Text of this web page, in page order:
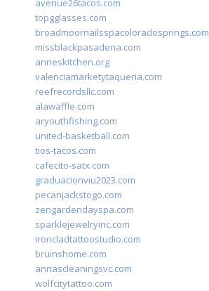
avenue26tacos.com
topgglasses.com
broadmoornailsspacoloradosprings.com
missblackpasadena.com
anneskitchen.org
valenciamarketytaqueria.com
reefrecordsllc.com
alawaffle.com
aryouthfishing.com
united-basketball.com
tios-tacos.com
cafecito-satx.com
graduacionviu2023.com
pecanjackstogo.com
zengardendayspa.com
sparklejewelryinc.com
ironcladtattoostudio.com
bruinshome.com
annascleaningsvc.com
wolfcitytattoo.com